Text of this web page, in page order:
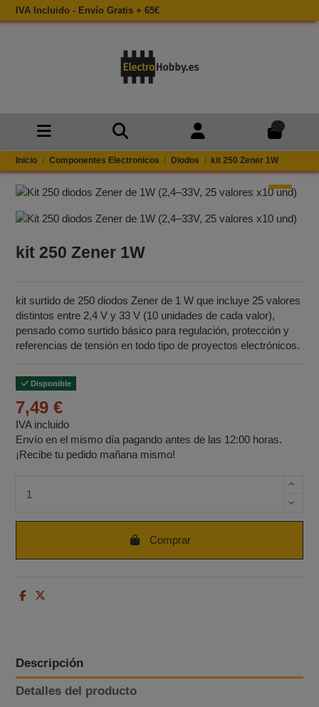
IVA Incluido - Envío Gratis + 65€
Inicio Componentes Electronicos Diodos kit 250 Zener 1W
kit 250 Zener 1W
kit surtido de 250 diodos Zener de 1 W que incluye 25 valores
distintos entre 2,4 V y 33 V (10 unidades de cada valor),
pensado como surtido básico para regulación, protección y
referencias de tensión en todo tipo de proyectos electrónicos.
Disponible
7,49 €
IVA incluido
Envío en el mismo día pagando antes de las 12:00 horas.
¡Recibe tu pedido mañana mismo!
Comprar
Descripción
Detalles del producto